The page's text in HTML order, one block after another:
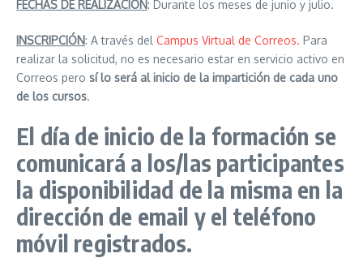
FECHAS DE REALIZACIÓN: Durante los meses de junio y julio.
INSCRIPCIÓN: A través del Campus Virtual de Correos. Para
realizar la solicitud, no es necesario estar en servicio activo en
Correos pero sí lo será al inicio de la impartición de cada uno
de los cursos.
El día de inicio de la formación se
comunicará a los/las participantes
la disponibilidad de la misma en la
dirección de email y el teléfono
móvil registrados.